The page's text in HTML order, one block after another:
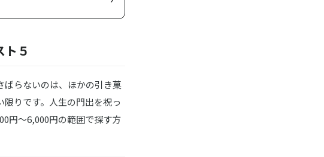
５
ばらないのは、ほかの引き菓
りです。人生の門出を祝っ
円～6,000円の範囲で探す方